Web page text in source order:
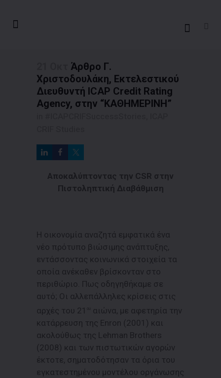
Άρθρο Γ.
Χριστοδουλάκη, Εκτελεστικού
Διευθυντή ICAP Credit Rating
Agency, στην “ΚΑΘΗΜΕΡΙΝΗ”
Αποκαλύπτοντας την CSR στην
Πιστοληπτική Διαβάθμιση
Η οικονομία αναζητά εμφατικά ένα
νέο πρότυπο βιώσιμης ανάπτυξης,
εντάσσοντας κοινωνικά στοιχεία τα
οποία ανέκαθεν βρίσκονταν στο
περιθώριο. Πως οδηγηθήκαμε σε
αυτό; Οι αλλεπάλληλες κρίσεις στις
αρχές του 21
αιώνα, με αφετηρία την
κατάρρευση της Enron (2001) και
ακολούθως της Lehman Brothers
(2008) και των πιστωτικών αγορών
έκτοτε, σηματοδότησαν τα όρια του
εγκατεστημένου μοντέλου οργάνωσης